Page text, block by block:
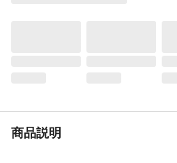
商品説明